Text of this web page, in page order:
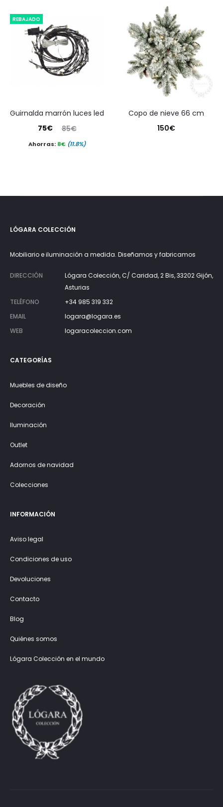
era:
198€.
99€.
REBAJADO
guirnalda marrón luces led
85€
El
precio
75€
precioAhorras: 8€ (11.8%)
copo de nieve 66 cm
150€
LÓGARA COLECCIÓN
Mobiliario e iluminación a medida. Diseñamos y fabricamos
DIRECCIÓN
Lógara Colección, C/ Caridad, 2 Bis, 33202 Gijón,
Asturias
TELÉFONO
+34 985 319 332
EMAIL
logara@logara.es
WEB
logaracoleccion.com
CATEGORÍAS
Muebles de diseño
Decoración
Iluminación
Outlet
Adornos de navidad
Colecciones
INFORMACIÓN
Aviso legal
Condiciones de uso
Devoluciones
Contacto
Blog
Quiénes somos
Lógara Colección en el mundo